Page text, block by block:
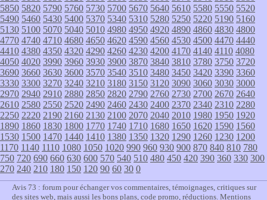
5850 5820 5790 5760 5730 5700 5670 5640 5610 5580 5550 5520
5490 5460 5430 5400 5370 5340 5310 5280 5250 5220 5190 5160
5130 5100 5070 5040 5010 4980 4950 4920 4890 4860 4830 4800
4770 4740 4710 4680 4650 4620 4590 4560 4530 4500 4470 4440
4410 4380 4350 4320 4290 4260 4230 4200 4170 4140 4110 4080
4050 4020 3990 3960 3930 3900 3870 3840 3810 3780 3750 3720
3690 3660 3630 3600 3570 3540 3510 3480 3450 3420 3390 3360
3330 3300 3270 3240 3210 3180 3150 3120 3090 3060 3030 3000
2970 2940 2910 2880 2850 2820 2790 2760 2730 2700 2670 2640
2610 2580 2550 2520 2490 2460 2430 2400 2370 2340 2310 2280
2250 2220 2190 2160 2130 2100 2070 2040 2010 1980 1950 1920
1890 1860 1830 1800 1770 1740 1710 1680 1650 1620 1590 1560
1530 1500 1470 1440 1410 1380 1350 1320 1290 1260 1230 1200
1170 1140 1110 1080 1050 1020 990 960 930 900 870 840 810 780
750 720 690 660 630 600 570 540 510 480 450 420 390 360 330 300
270 240 210 180 150 120 90 60 30 0
Avis 73 : forum pour échanger vos commentaires, témoignages, critiques sur
des sites web, mais aussi les bons plans, code promo, réductions. Mentions